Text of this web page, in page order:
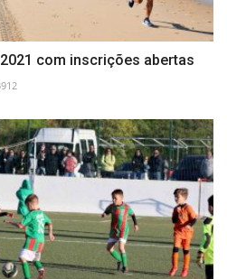
com inscrições abertas